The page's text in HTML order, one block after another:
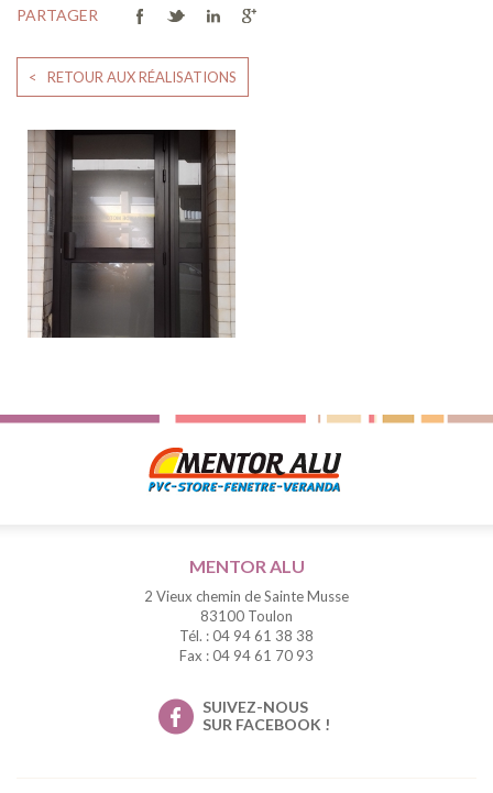
PARTAGER
< RETOUR AUX RÉALISATIONS
MENTOR ALU
2 Vieux chemin de Sainte Musse
83100 Toulon
Tél. : 04 94 61 38 38
Fax : 04 94 61 70 93
SUIVEZ-NOUS
SUR FACEBOOK !